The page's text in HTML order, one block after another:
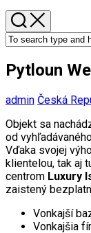
Pytloun
admin Česká
Objekt sa
od
Vďaka svojej
klientelou, tak aj
centrom Luxury
zaistený
Vonkajší
Vonkajšia